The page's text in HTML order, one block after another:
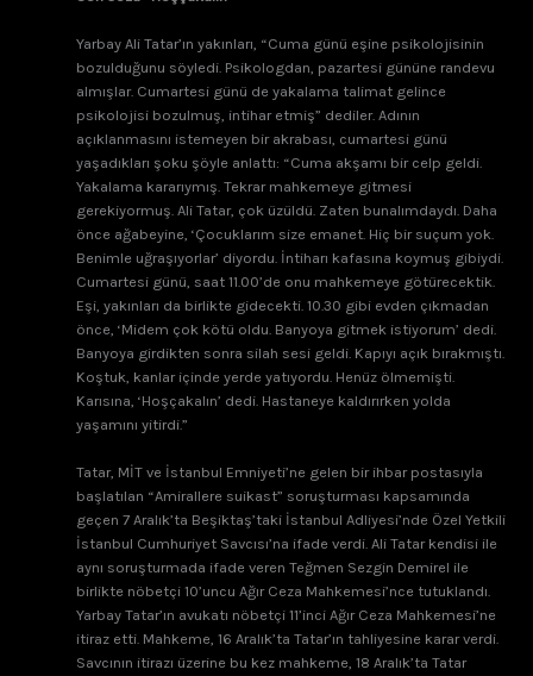
Yarbay Ali Tatar’ın yakınları, “Cuma günü eşine psikolojisinin
bozulduğunu söyledi. Psikologdan, pazartesi gününe randevu
almışlar. Cumartesi günü de yakalama talimat gelince
psikolojisi bozulmuş, intihar etmiş” dediler. Adının
açıklanmasını istemeyen bir akrabası, cumartesi günü
yaşadıkları şoku şöyle anlattı: “Cuma akşamı bir celp geldi.
Yakalama kararıymış. Tekrar mahkemeye gitmesi
gerekiyormuş. Ali Tatar, çok üzüldü. Zaten bunalımdaydı. Daha
önce ağabeyine, ‘Çocuklarım size emanet. Hiç bir suçum yok.
Benimle uğraşıyorlar’ diyordu. İntiharı kafasına koymuş gibiydi.
Cumartesi günü, saat 11.00’de onu mahkemeye götürecektik.
Eşi, yakınları da birlikte gidecekti. 10.30 gibi evden çıkmadan
önce, ‘Midem çok kötü oldu. Banyoya gitmek istiyorum’ dedi.
Banyoya girdikten sonra silah sesi geldi. Kapıyı açık bırakmıştı.
Koştuk, kanlar içinde yerde yatıyordu. Henüz ölmemişti.
Karısına, ‘Hoşçakalın’ dedi. Hastaneye kaldırırken yolda
yaşamını yitirdi.”
Tatar, MİT ve İstanbul Emniyeti’ne gelen bir ihbar postasıyla
başlatılan “Amirallere suikast” soruşturması kapsamında
geçen 7 Aralık’ta Beşiktaş’taki İstanbul Adliyesi’nde Özel Yetkili
İstanbul Cumhuriyet Savcısı’na ifade verdi. Ali Tatar kendisi ile
aynı soruşturmada ifade veren Teğmen Sezgin Demirel ile
birlikte nöbetçi 10’uncu Ağır Ceza Mahkemesi’nce tutuklandı.
Yarbay Tatar’ın avukatı nöbetçi 11’inci Ağır Ceza Mahkemesi’ne
itiraz etti. Mahkeme, 16 Aralık’ta Tatar’ın tahliyesine karar verdi.
Savcının itirazı üzerine bu kez mahkeme, 18 Aralık’ta Tatar